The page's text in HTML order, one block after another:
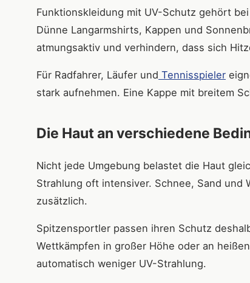
Funktionskleidung mit UV-Schutz gehört
Dünne Langarmshirts, Kappen und
atmungsaktiv und verhindern, dass sich
Für Radfahrer, Läufer und Tennisspieler
stark aufnehmen. Eine Kappe mit breitem
Die Haut an verschiedene
Nicht jede Umgebung belastet die Haut
Strahlung oft intensiver. Schnee, Sand
zusätzlich.
Spitzensportler passen ihren Schutz
Wettkämpfen in großer Höhe oder an
automatisch weniger UV-Strahlung.